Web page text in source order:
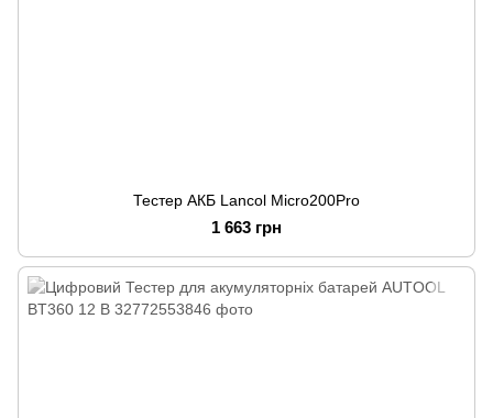
Тестер АКБ Lancol Micro200Pro
1 663 грн